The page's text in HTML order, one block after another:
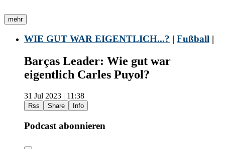
mehr
WIE GUT WAR EIGENTLICH...? | Fußball |
Barças Leader: Wie gut war
eigentlich Carles Puyol?
31 Jul 2023 | 11:38
Rss Share Info
Podcast abonnieren